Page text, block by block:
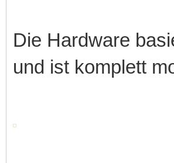
Die Hardware
und ist komplett